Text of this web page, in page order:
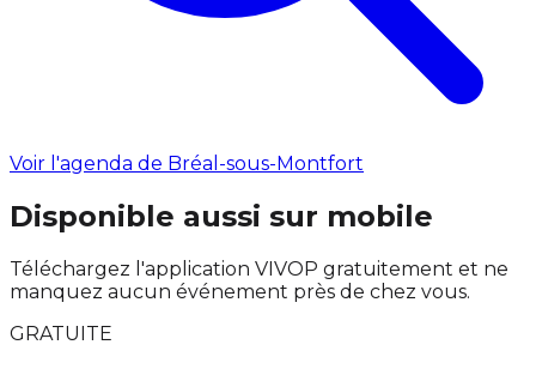
Voir l'agenda de Bréal-sous-Montfort
Disponible aussi sur mobile
Téléchargez l'application VIVOP gratuitement et ne
manquez aucun événement près de chez vous.
GRATUITE